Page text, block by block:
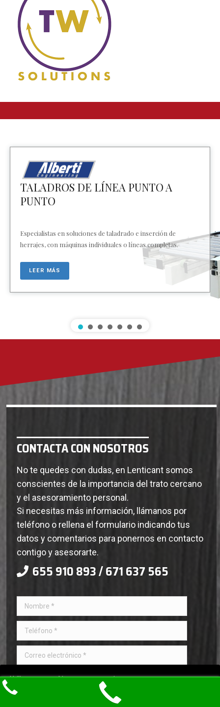
TALADROS DE LÍNEA PUNTO A
PUNTO
Especialistas en soluciones de taladrado e inserción de
herrajes, con máquinas individuales o líneas completas.
LEER MÁS
CONTACTA CON NOSOTROS
No te quedes con dudas, en Lenticant somos
conscientes de la importancia del trato cercano
y el asesoramiento personal.
Si necesitas más información, llámanos por
teléfono o rellena el formulario indicando tus
datos y comentarios para ponernos en contacto
contigo y asesorarte.
655 910 893 / 671 637 565
Utilizamos cookies para una mejor
experiencia de usuario. ¿Las aceptas?